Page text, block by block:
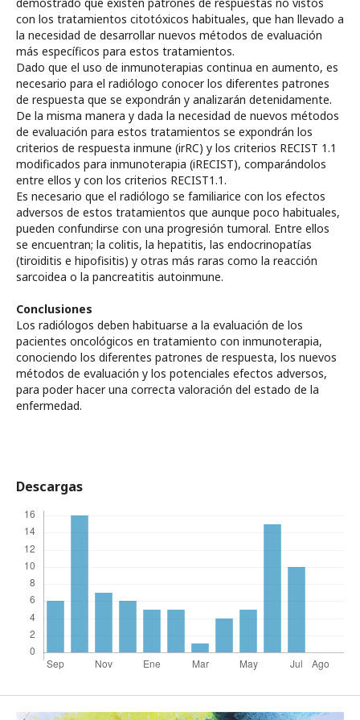
con los tratamientos citotóxicos habituales, que han llevado a
la necesidad de desarrollar nuevos métodos de evaluación
más específicos para estos tratamientos.
Dado que el uso de inmunoterapias continua en aumento, es
necesario para el radiólogo conocer los diferentes patrones
de respuesta que se expondrán y analizarán detenidamente.
De la misma manera y dada la necesidad de nuevos métodos
de evaluación para estos tratamientos se expondrán los
criterios de respuesta inmune (irRC) y los criterios RECIST 1.1
modificados para inmunoterapia (iRECIST), comparándolos
entre ellos y con los criterios RECIST1.1.
Es necesario que el radiólogo se familiarice con los efectos
adversos de estos tratamientos que aunque poco habituales,
pueden confundirse con una progresión tumoral. Entre ellos
se encuentran; la colitis, la hepatitis, las endocrinopatías
(tiroiditis e hipofisitis) y otras más raras como la reacción
sarcoidea o la pancreatitis autoinmune.
Conclusiones
Los radiólogos deben habituarse a la evaluación de los
pacientes oncológicos en tratamiento con inmunoterapia,
conociendo los diferentes patrones de respuesta, los nuevos
métodos de evaluación y los potenciales efectos adversos,
para poder hacer una correcta valoración del estado de la
enfermedad.
Descargas